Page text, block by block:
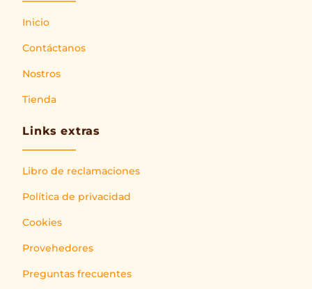
Inicio
Contáctanos
Nostros
Tienda
Links extras
Libro de reclamaciones
Política de privacidad
Cookies
Provehedores
Preguntas frecuentes